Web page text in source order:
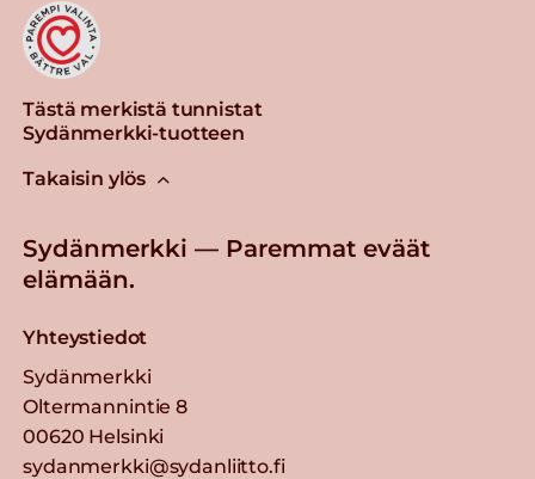
Tästä merkistä tunnistat
Sydänmerkki-tuotteen
Takaisin ylös
Sydänmerkki — Paremmat eväät
elämään.
Yhteystiedot
Sydänmerkki
Oltermannintie 8
00620 Helsinki
sydanmerkki@sydanliitto.fi